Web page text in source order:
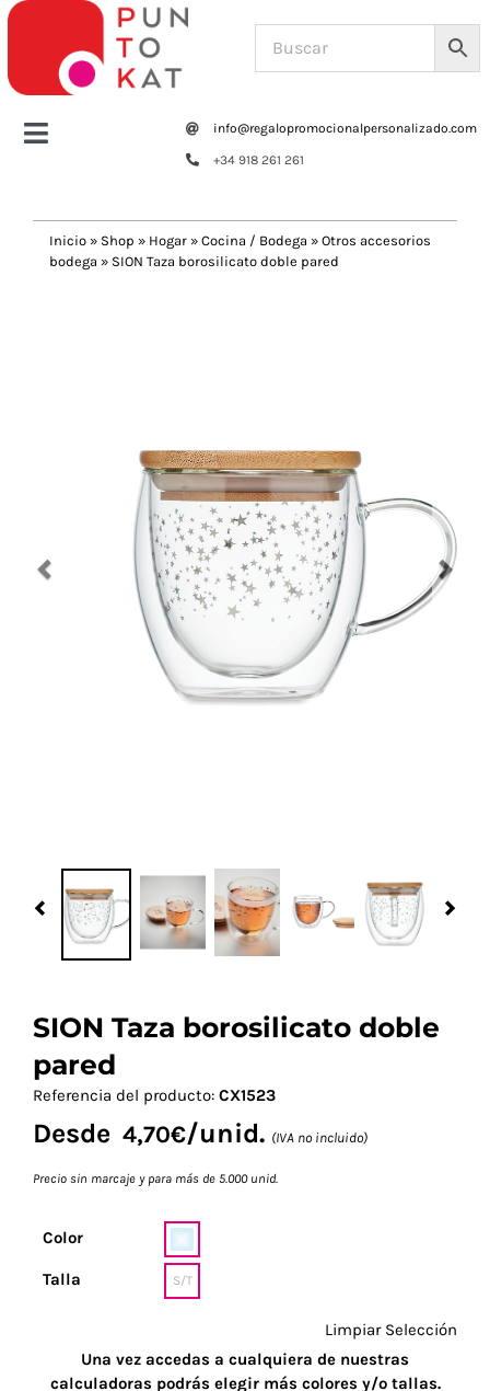
Saltar
contenido
Toggle
Tazas y botellas
Navidad 🎄 Invierno
info@regalopromocionalpersonalizado.com
+34 918 261 261
Inicio » Shop » Hogar » Cocina / Bodega » Otros accesorios
bodega » SION Taza borosilicato doble pared
Previous
SION Taza borosilicato doble
pared
Referencia del producto: CX1523
Desde 4,70€/unid. (IVA no incluido)
Precio sin marcaje y para más de 5.000 unid.
Color
Talla S/T
Limpiar Selección
Una vez accedas a cualquiera de nuestras
calculadoras podrás elegir más colores y/o tallas.